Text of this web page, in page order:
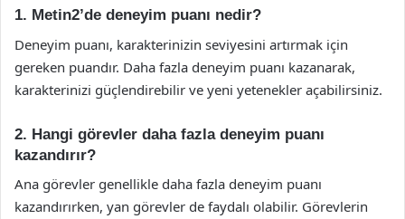
1. Metin2’de deneyim puanı nedir?
Deneyim puanı, karakterinizin seviyesini artırmak için
gereken puandır. Daha fazla deneyim puanı kazanarak,
karakterinizi güçlendirebilir ve yeni yetenekler açabilirsiniz.
2. Hangi görevler daha fazla deneyim puanı
kazandırır?
Ana görevler genellikle daha fazla deneyim puanı
kazandırırken, yan görevler de faydalı olabilir. Görevlerin